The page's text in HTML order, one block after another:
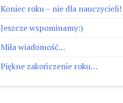
Koniec roku – nie dla nauczycieli!
Jeszcze wspominamy:)
Miła wiadomość…
Piękne zakończenie roku…